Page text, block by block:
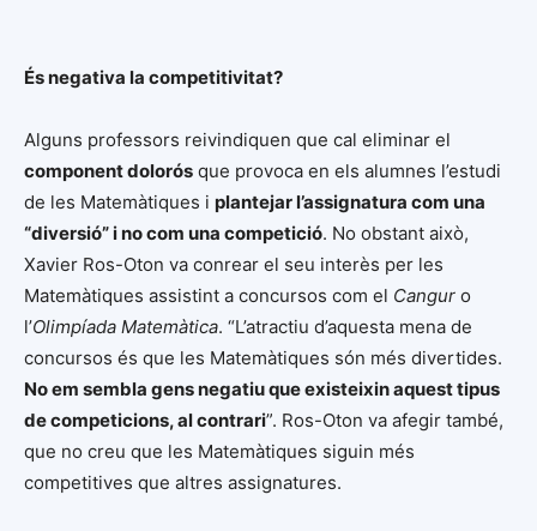
És negativa la competitivitat?
Alguns professors reivindiquen que cal eliminar el
component dolorós que provoca en els alumnes l’estudi
de les Matemàtiques i plantejar l’assignatura com una
“diversió” i no com una competició. No obstant això,
Xavier Ros-Oton va conrear el seu interès per les
Matemàtiques assistint a concursos com el Cangur o
l’Olimpíada Matemàtica. “L’atractiu d’aquesta mena de
concursos és que les Matemàtiques són més divertides.
No em sembla gens negatiu que existeixin aquest tipus
de competicions, al contrari”. Ros-Oton va afegir també,
que no creu que les Matemàtiques siguin més
competitives que altres assignatures.